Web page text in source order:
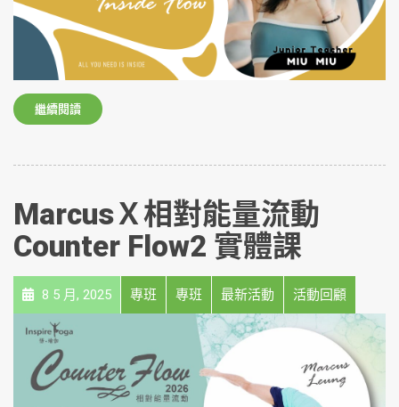
繼續閱讀
MarcusＸ相對能量流動
Counter Flow2 實體課
8 5 月, 2025 專班 專班 最新活動 活動回顧